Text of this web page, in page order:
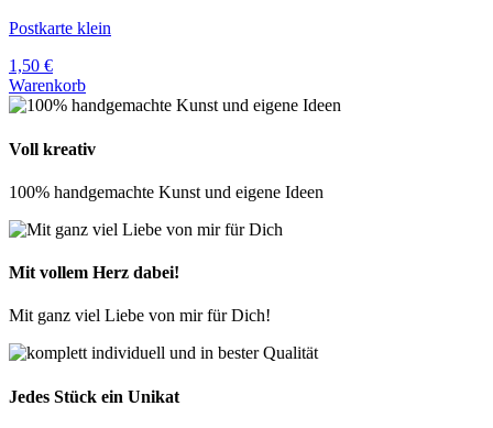
Postkarte klein
1,50 €
Warenkorb
Voll kreativ
100% handgemachte Kunst und eigene Ideen
Mit vollem Herz dabei!
Mit ganz viel Liebe von mir für Dich!
Jedes Stück ein Unikat